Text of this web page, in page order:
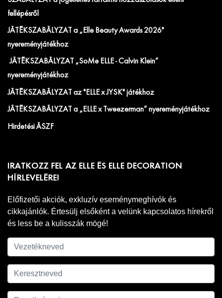
fellépésről
JÁTÉKSZABÁLYZAT a „Elle Beauty Awards 2026"
nyereményjátékhoz
JÁTÉKSZABÁLYZAT „SoMe ELLE - Calvin Klein”
nyereményjátékhoz
JÁTÉKSZABÁLYZAT az "ELLE x JYSK" játékhoz
JÁTÉKSZABÁLYZAT a „ELLE x Tweezerman” nyereményjátékhoz
Hirdetési ÁSZF
IRATKOZZ FEL AZ ELLE ÉS ELLE DECORATION
HÍRLEVELÉRE!
Előfizetői akciók, exkluzív eseménymeghívók és
cikkajánlók. Értesülj elsőként a velünk kapcsolatos hírekről
és less be a kulisszák mögé!